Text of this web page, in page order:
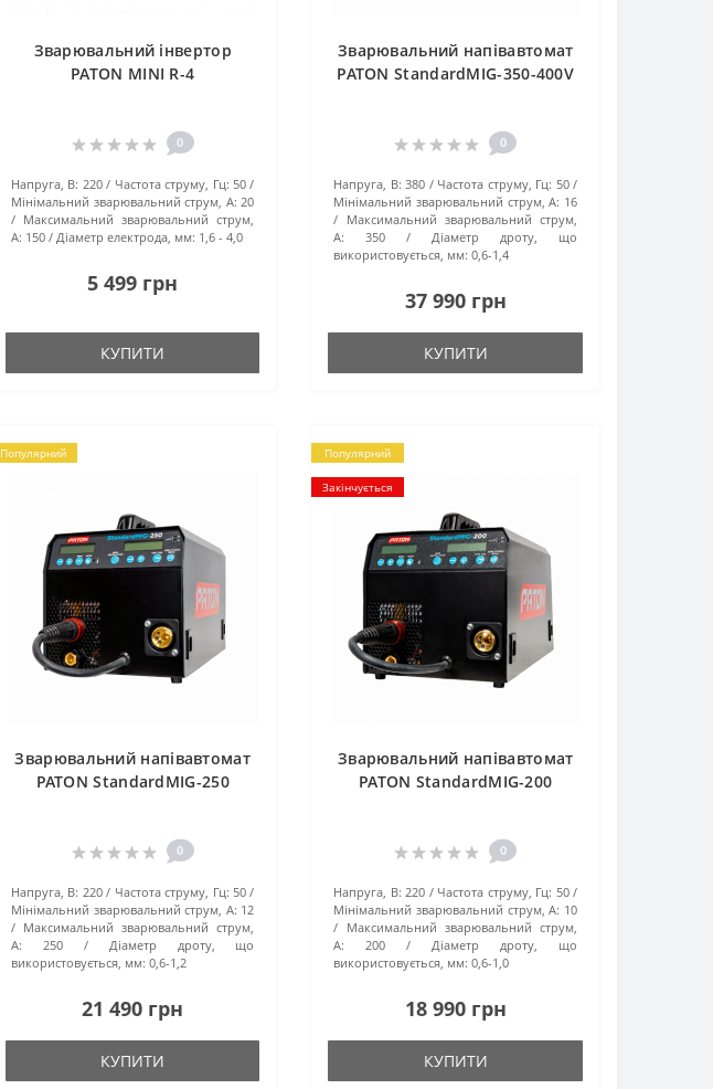
Зварювальний інвертор
PATON MINI R-4
0
Напруга, В: 220 Частота струму, Гц: 50
Мінімальний зварювальний струм, А: 20
Максимальний зварювальний струм,
А: 150 Діаметр електрода, мм: 1,6 - 4,0
5 499 грн
КУПИТИ
Зварювальний напівавтомат
PATON StandardMIG-350-400V
0
Напруга, В: 380 Частота струму, Гц: 50
Мінімальний зварювальний струм, А: 16
Максимальний зварювальний струм,
А:
350
Діаметр дроту, що
використовується, мм: 0,6-1,4
37 990 грн
КУПИТИ
Популярний
Зварювальний напівавтомат
PATON StandardMIG-250
0
Напруга, В: 220 Частота струму, Гц: 50
Мінімальний зварювальний струм, А: 12
Максимальний зварювальний струм,
А:
250
Діаметр дроту, що
використовується, мм: 0,6-1,2
21 490 грн
КУПИТИ
Популярний
Закінчується
Зварювальний напівавтомат
PATON StandardMIG-200
0
Напруга, В: 220 Частота струму, Гц: 50
Мінімальний зварювальний струм, А: 10
Максимальний зварювальний струм,
А:
200
Діаметр дроту, що
використовується, мм: 0,6-1,0
18 990 грн
КУПИТИ